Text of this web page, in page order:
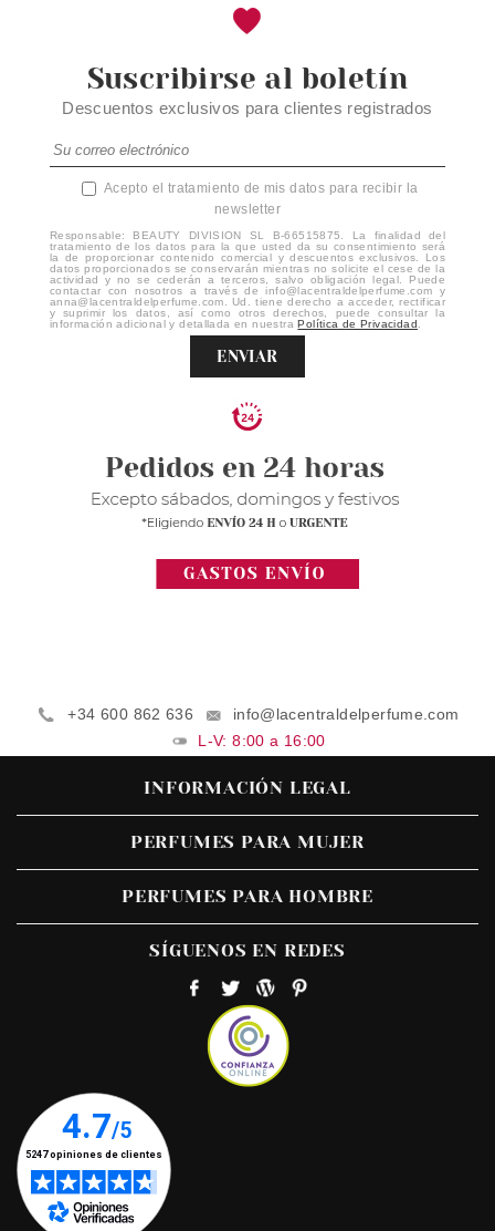
Suscribirse al boletín
Descuentos exclusivos para clientes registrados
Acepto el tratamiento de mis datos para recibir la
newsletter
Responsable: BEAUTY DIVISION SL B-66515875. La finalidad del
tratamiento de los datos para la que usted da su consentimiento será
la de proporcionar contenido comercial y descuentos exclusivos. Los
datos proporcionados se conservarán mientras no solicite el cese de la
actividad y no se cederán a terceros, salvo obligación legal. Puede
contactar con nosotros a través de info@lacentraldelperfume.com y
anna@lacentraldelperfume.com. Ud. tiene derecho a acceder, rectificar
y suprimir los datos, así como otros derechos, puede consultar la
información adicional y detallada en nuestraPolítica de Privacidad
ENVIAR
+34 600 862 636
info@lacentraldelperfume.com
L-V: 8:00 a 16:00
INFORMACIÓN LEGAL
PERFUMES PARA MUJER
PERFUMES PARA HOMBRE
SÍGUENOS EN REDES